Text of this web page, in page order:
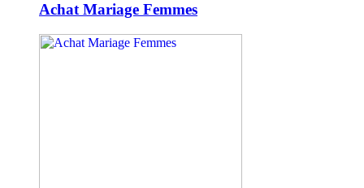
Achat Mariage Femmes